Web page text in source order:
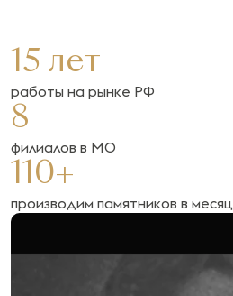
15 лет
работы на рынке РФ
8
филиалов в МО
110+
производим памятников в месяц